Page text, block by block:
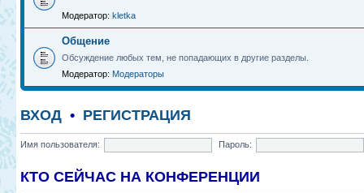
Модератор: kletka
Общение
Обсуждение любых тем, не попадающих в другие разделы.
Модератор: Модераторы
ВХОД • РЕГИСТРАЦИЯ
Имя пользователя: Пароль:
КТО СЕЙЧАС НА КОНФЕРЕНЦИИ